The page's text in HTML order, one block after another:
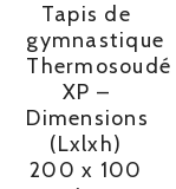
Tapis de
gymnastique
Thermosoudé
XP –
Dimensions
(Lxlxh)
200 x 100